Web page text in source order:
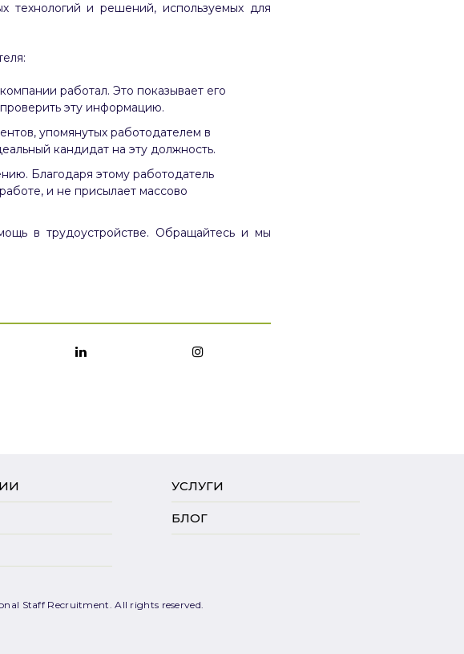
технологий и решений, используемых для
работал. Это показывает его
эту информацию.
упомянутых работодателем в
кандидат на эту должность.
Благодаря этому работодатель
и не присылает массово
в трудоустройстве. Обращайтесь и мы
УСЛУГИ
БЛОГ
Staff Recruitment. All rights reserved.